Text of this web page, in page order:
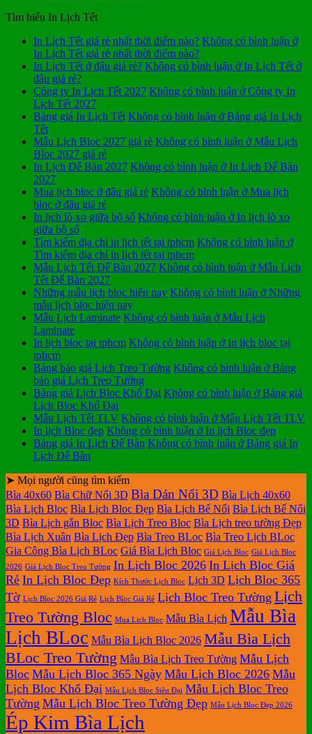
Tìm hiểu In Lịch Tết
In Lịch Tết giá rẻ nhất thời điểm nào? Không có bình luận ở
In Lịch Tết giá rẻ nhất thời điểm nào?
In Lịch Tết ở đâu giá rẻ? Không có bình luận ở In Lịch Tết ở
đâu giá rẻ?
Công ty In Lịch Tết 2027 Không có bình luận ở Công ty In
Lịch Tết 2027
Bảng giá In Lịch Tết Không có bình luận ở Bảng giá In Lịch
Tết
Mẫu Lịch Bloc 2027 giá rẻ Không có bình luận ở Mẫu Lịch
Bloc 2027 giá rẻ
In Lịch Để Bàn 2027 Không có bình luận ở In Lịch Để Bàn
2027
Mua lịch bloc ở đâu giá rẻ Không có bình luận ở Mua lịch
bloc ở đâu giá rẻ
In lịch lò xo giữa bộ số Không có bình luận ở In lịch lò xo
giữa bộ số
Tìm kiếm địa chỉ in lịch tết tại tphcm Không có bình luận ở
Tìm kiếm địa chỉ in lịch tết tại tphcm
Mẫu Lịch Tết Để Bàn 2027 Không có bình luận ở Mẫu Lịch
Tết Để Bàn 2027
Những mẫu lịch bloc hiện nay Không có bình luận ở Những
mẫu lịch bloc hiện nay
Mẫu Lịch Laminate Không có bình luận ở Mẫu Lịch
Laminate
In lịch bloc tại tphcm Không có bình luận ở In lịch bloc tại
tphcm
Bảng báo giá Lịch Treo Tường Không có bình luận ở Bảng
báo giá Lịch Treo Tường
Bảng giá Lịch Bloc Khổ Đại Không có bình luận ở Bảng giá
Lịch Bloc Khổ Đại
Mẫu Lịch Tết TLV Không có bình luận ở Mẫu Lịch Tết TLV
In lịch Bloc đẹp Không có bình luận ở In lịch Bloc đẹp
Bảng giá In Lịch Để Bàn Không có bình luận ở Bảng giá In
Lịch Để Bàn
➤ Mọi người cũng tìm kiếm
Bìa 40x60 Bìa Chữ Nổi 3D Bìa Dán Nổi 3D Bìa Lịch 40x60
Bìa Lịch Bloc Bìa Lịch Bloc Đẹp Bìa Lịch Bế Nổi Bìa Lịch Bế Nổi
3D Bìa Lịch gắn Bloc Bìa Lịch Treo Bloc Bìa Lịch treo tường Đẹp
Bìa Lịch Xuân Bìa Lịch Đẹp Bìa Treo BLoc Bìa Treo Lịch BLoc
Gia Công Bìa Lịch BLoc Giá Bìa Lịch Bloc Giá Lịch Bloc Giá Lịch Bloc
2026 Giá Lịch Bloc Treo Tường In Lịch Bloc 2026 In Lịch Bloc Giá
Rẻ In Lịch Bloc Đẹp Kích Thước Lịch Bloc Lịch 3D Lịch Bloc 365
Tờ Lịch Bloc 2026 Giá Rẻ Lịch Bloc Giá Rẻ Lịch Bloc Treo Tường Lịch
Treo Tường Bloc Mua Lich Bloc Mẫu Bìa Lịch Mẫu Bìa
Lịch BLoc Mẫu Bìa Lịch Bloc 2026 Mẫu Bìa Lịch
BLoc Treo Tường Mẫu Bìa Lịch Treo Tường Mẫu Lịch
Bloc Mẫu Lịch Bloc 365 Ngày Mẫu Lịch Bloc 2026 Mẫu
Lịch Bloc Khổ Đại Mẫu Lịch Bloc Siêu Đại Mẫu Lịch Bloc Treo
Tường Mẫu Lịch Bloc Treo Tường Đẹp Mẫu Lịch Bloc Đẹp 2026
Ép Kim Bìa Lịch